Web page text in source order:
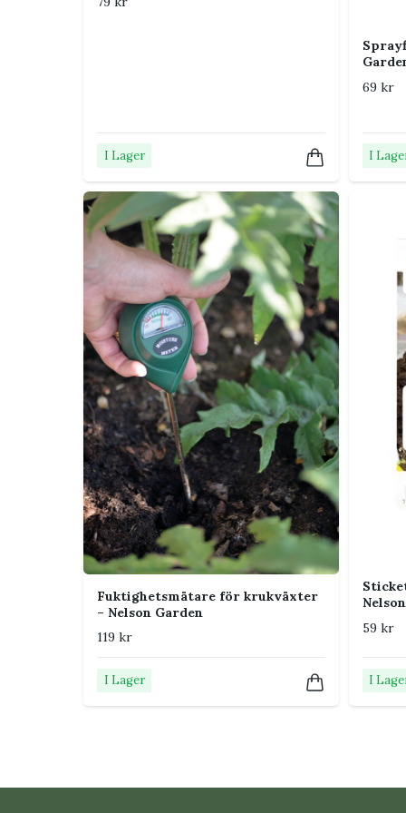
En fuktad tråd leder vatten från behållaren till
Hur länge räcker den?
Tillverkaren anger cirka 3–6 veckor, men tiden
vattenbehållarens storlek.
Passar den alla krukväxter?
Den passar de flesta krukväxter. Växter med
Vill du lyckas ännu bättre? Läs min guide till
I Lager
69 kr
I
Fuktighetsmätare för krukväxter
– Nelson Garden
119 kr
I Lager
59 kr
I